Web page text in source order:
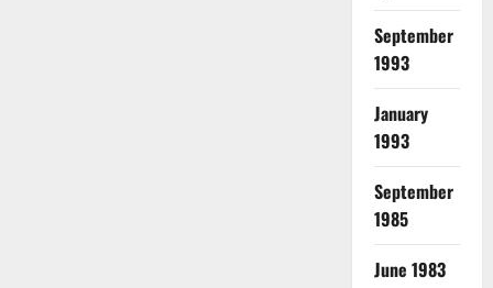
September
1993
January
1993
September
1985
June 1983